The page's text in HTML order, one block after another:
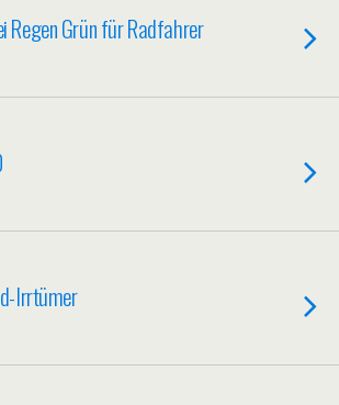
Regen Grün für Radfahrer
Irrtümer